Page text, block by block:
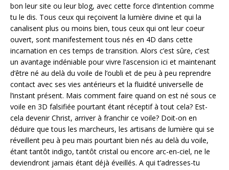
bon leur site ou leur blog, avec cette force d’intention comme
tu le dis. Tous ceux qui reçoivent la lumière divine et qui la
canalisent plus ou moins bien, tous ceux qui ont leur coeur
ouvert, sont manifestement tous nés en 4D dans cette
incarnation en ces temps de transition. Alors c’est sûre, c’est
un avantage indéniable pour vivre l’ascension ici et maintenant
d’être né au delà du voile de l’oubli et de peu à peu reprendre
contact avec ses vies antérieurs et la fluidité universelle de
l’instant présent. Mais comment faire quand on est né sous ce
voile en 3D falsifiée pourtant étant réceptif à tout cela? Est-
cela devenir Christ, arriver à franchir ce voile? Doit-on en
déduire que tous les marcheurs, les artisans de lumière qui se
réveillent peu à peu mais pourtant bien nés au delà du voile,
étant tantôt indigo, tantôt cristal ou encore arc-en-ciel, ne le
deviendront jamais étant déjà éveillés. A qui t’adresses-tu